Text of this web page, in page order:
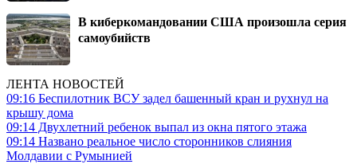
В киберкомандовании США произошла серия
самоубийств
ЛЕНТА НОВОСТЕЙ
09:16 Беспилотник ВСУ задел башенный кран и рухнул на
крышу дома
09:14 Двухлетний ребенок выпал из окна пятого этажа
09:14 Названо реальное число сторонников слияния
Молдавии с Румынией